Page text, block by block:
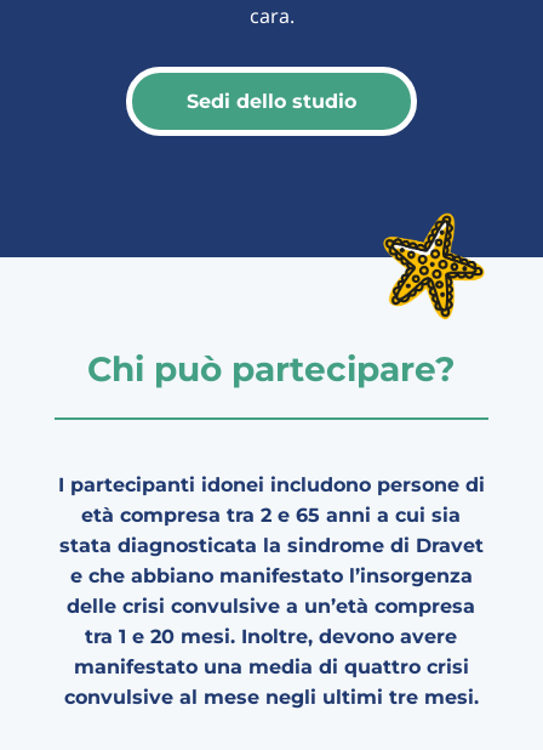
cara.
Sedi dello studio
Chi può partecipare?
I partecipanti idonei includono persone di
età compresa tra 2 e 65 anni a cui sia
stata diagnosticata la sindrome di Dravet
e che abbiano manifestato l’insorgenza
delle crisi convulsive a un’età compresa
tra 1 e 20 mesi. Inoltre, devono avere
manifestato una media di quattro crisi
convulsive al mese negli ultimi tre mesi.